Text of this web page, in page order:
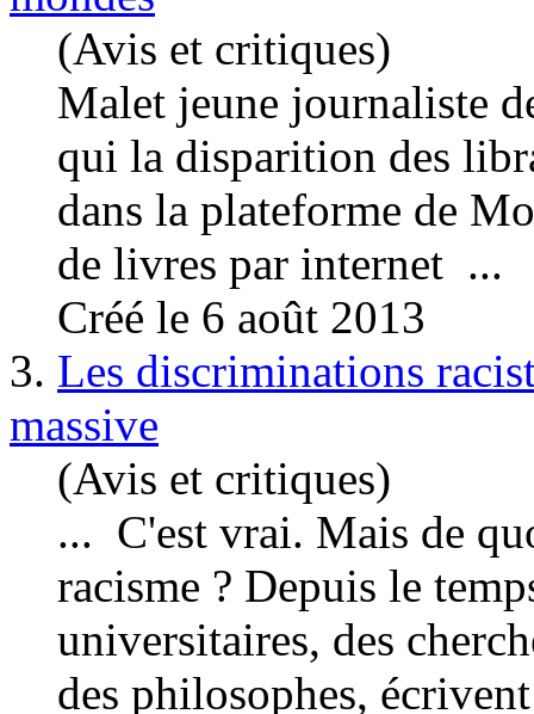
(Avis et critiques)
Malet jeune journaliste
qui la disparition des
dans la plateforme de
de livres par internet ...
Créé le 6 août 2013
3. Les discriminations
massive
(Avis et critiques)
... C'est vrai. Mais de
racisme ? Depuis le
universitaires, des
des philosophes,